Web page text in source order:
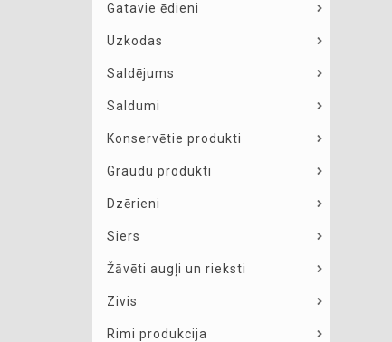
Gatavie ēdieni
Uzkodas
Saldējums
Saldumi
Konservētie produkti
Graudu produkti
Dzērieni
Siers
Žāvēti augļi un rieksti
Zivis
Rimi produkcija